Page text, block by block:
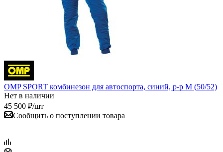
OMP SPORT комбинезон для автоспорта, синий, р-р M (50/52)
Нет в наличии
45 500 ₽/шт
Сообщить о поступлении товара